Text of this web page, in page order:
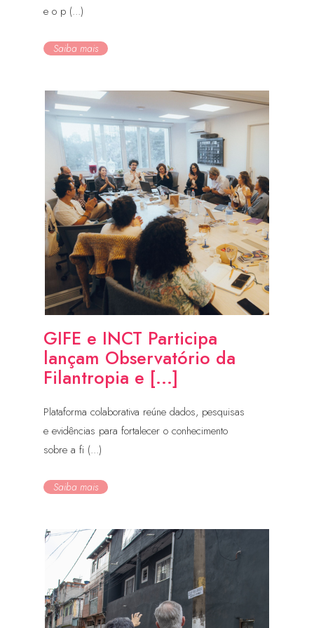
e o p (...)
Saiba mais
GIFE e INCT Participa
lançam Observatório da
Filantropia e [...]
Plataforma colaborativa reúne dados, pesquisas
e evidências para fortalecer o conhecimento
sobre a fi (...)
Saiba mais